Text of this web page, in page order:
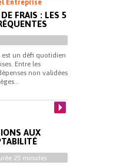
Entreprise
FRAIS : LES 5
est un défi quotidien
Entre les
non validées
AUX
25 minutes